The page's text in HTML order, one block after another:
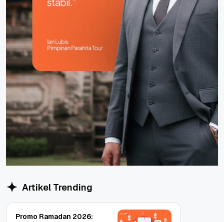
Artikel Trending
Promo Ramadan 2026: